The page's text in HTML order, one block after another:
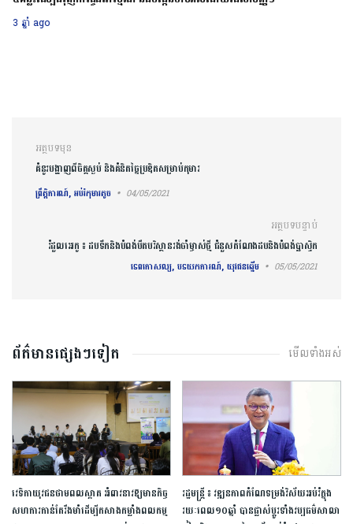
3 ឆ្នាំ ago
ការ​នាំទិស​ប្រកាស
អត្ថបទមុន
គំនូរបង្ហាញពីចិត្តស្ងប់ និងគំនិតច្នៃប្រឌិតសម្រាប់កុមារ
ព្រឹត្តិការណ៍, អប់រំកុមារតូច 04/05/2021
អត្ថបទបន្ទាប់
រំដួលអេកូ ៖ ដបទឹកនិងបំពង់បឺតបរិស្ថានរង់ចាំម្ចាស់ថ្មី ជំនួសតំណែងដបនិងបំពង់ប្លាស្ទិក
ទេពកោសល្យ, បទយកការណ៍, យុវជនឆ្នើម 05/05/2021
ព័ត៌មានផ្សេងៗទៀត មើលទាំងអស់
វេទិកា​យុវជន​ថាមពល​ស្អាត​ ​អំពាវនាវ​ឱ្យ​មាន​កិច្ច
សហការ​កាន់តែ​រឹងមាំ​ដើម្បី​កសាង​កម្លាំង​ពលកម្ម​
រដ្ឋមន្រ្តី​ ​៖​ វឌ្ឍនភាព​កំណែទម្រង់​វិស័យ​អប់រំ​ក្នុង​
រយៈពេល​១០​ឆ្នាំ​ បាន​ផ្លាស់ប្ដូរ​ទាំង​វប្បធម៌​សាលា